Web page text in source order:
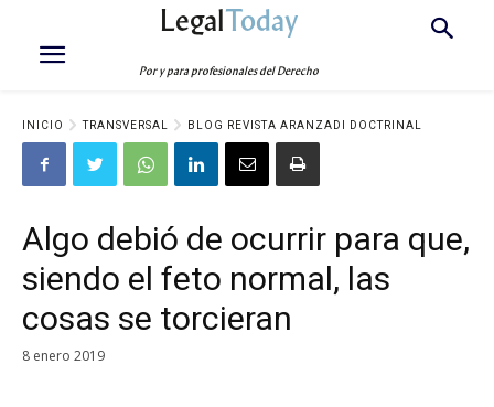
LegalToday
Por y para profesionales del Derecho
INICIO TRANSVERSAL BLOG REVISTA ARANZADI DOCTRINAL
Algo debió de ocurrir para que,
siendo el feto normal, las
cosas se torcieran
8 enero 2019